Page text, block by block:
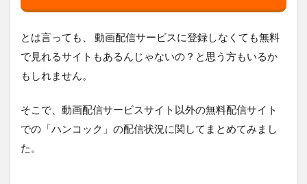
とは言っても、 動画配信サービスに登録しなくても無料
で見れるサイトもあるんじゃないの？と思う方もいるか
もしれません。
そこで、動画配信サービスサイト以外の無料配信サイト
での「ハンコック」の配信状況に関してまとめてみまし
た。